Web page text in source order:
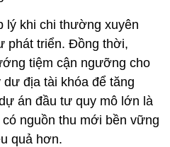
lý khi chi thường xuyên
phát triển. Đồng thời,
tiệm cận ngưỡng cho
địa tài khóa để tăng
án đầu tư quy mô lớn là
nguồn thu mới bền vững
quả hơn.